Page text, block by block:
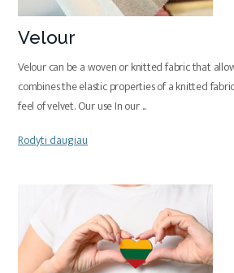
Velour
Velour can be a woven or knitted fabric that
combines the elastic properties of a knitted
feel of velvet. Our use In our...
Rodyti daugiau